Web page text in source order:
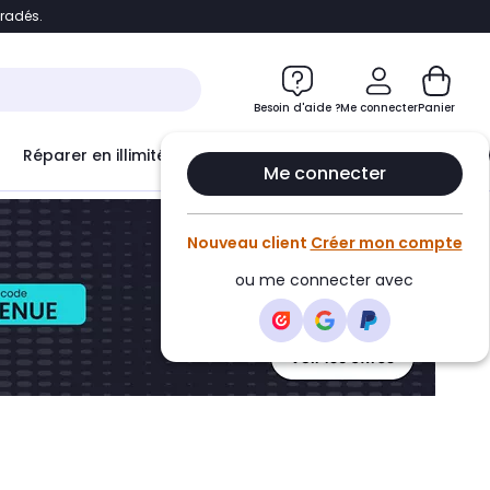
Besoin d'aide ?Me connecter
Me connecter
Nouveau client Créer mon compte
ou me connecter avec
Panier
Réparer en illimité avec Le Club Infinity